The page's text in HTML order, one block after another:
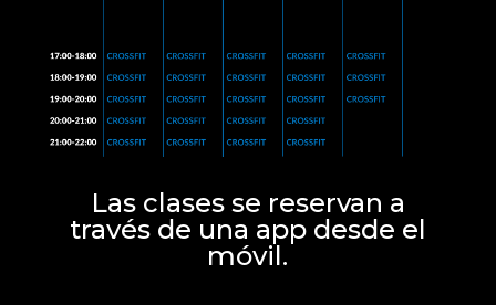
Las clases se reservan a
través de una app desde el
móvil.